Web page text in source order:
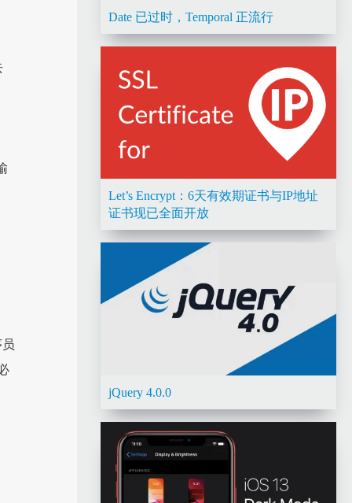
Date 已过时，Temporal 正流行
Let’s Encrypt：6天有效期证书与IP地址
证书现已全面开放
jQuery 4.0.0